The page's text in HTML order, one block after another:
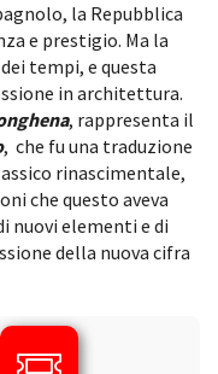
la Repubblica
e prestigio. Ma la
tempi, e questa
in architettura.
, rappresenta il
, che fu una traduzione
rinascimentale,
che questo aveva
nuovi elementi e di
della nuova cifra